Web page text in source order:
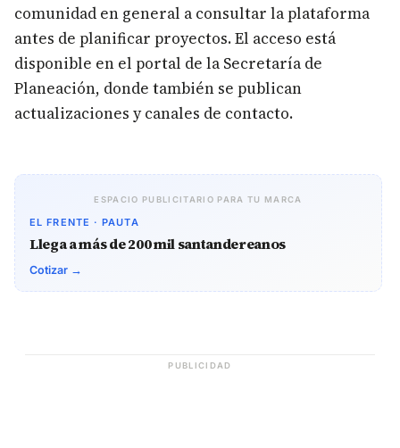
comunidad en general a consultar la plataforma
antes de planificar proyectos. El acceso está
disponible en el portal de la Secretaría de
Planeación, donde también se publican
actualizaciones y canales de contacto.
ESPACIO PUBLICITARIO PARA TU MARCA
EL FRENTE · PAUTA
Llega a más de 200 mil santandereanos
Cotizar →
PUBLICIDAD